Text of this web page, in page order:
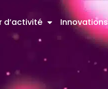
d’activité Innovations